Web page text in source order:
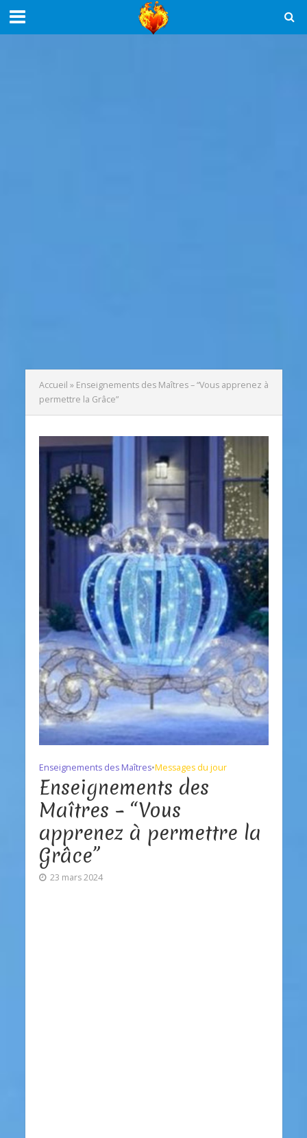
Accueil » Enseignements des Maîtres – “Vous apprenez à
permettre la Grâce”
Enseignements des Maîtres•Messages du jour
Enseignements des
Maîtres – “Vous
apprenez à permettre la
Grâce”
23 mars 2024